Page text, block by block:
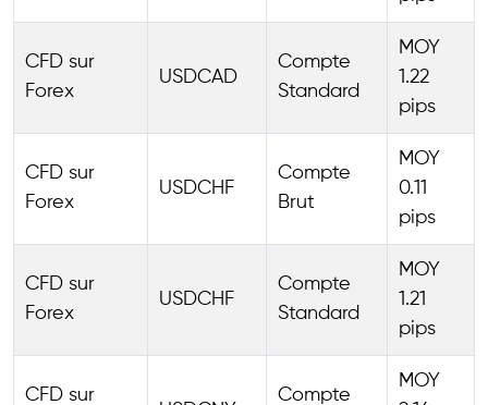
CFD sur
Forex
USDCAD
Compte
Standard
MOY
1.22
pips
CFD sur
Forex
USDCHF
Compte
Brut
MOY
0.11
pips
CFD sur
Forex
USDCHF
Compte
Standard
MOY
1.21
pips
CFD sur
Compte
MOY